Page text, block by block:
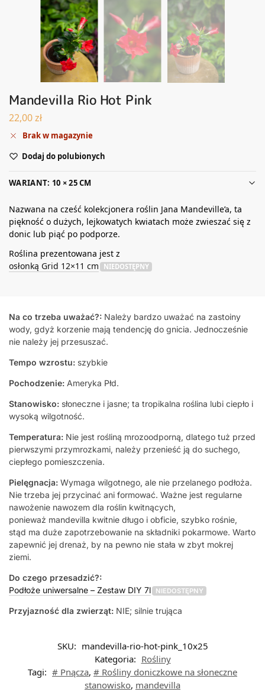
Mandevilla Rio Hot Pink
22,00zł
Brak w magazynie
Dodaj do polubionych
WARIANT: 10 × 25 CM
Nazwana na cześć kolekcjonera roślin Jana Mandeville’a, ta
piękność o dużych, lejkowatych kwiatach może zwieszać się z
donic lub piąć po podporze.
Roślina prezentowana jest z
osłonką Grid 12×11 cm
NIEDOSTĘPNY
Na co trzeba uważać?: Należy bardzo uważać na zastoiny
wody, gdyż korzenie mają tendencję do gnicia. Jednocześnie
nie należy jej przesuszać.
Tempo wzrostu: szybkie
Pochodzenie: Ameryka Płd.
Stanowisko: słoneczne i jasne; ta tropikalna roślina lubi ciepło i
wysoką wilgotność.
Temperatura: Nie jest rośliną mrozoodporną, dlatego tuż przed
pierwszymi przymrozkami, należy przenieść ją do suchego,
ciepłego pomieszczenia.
Pielęgnacja: Wymaga wilgotnego, ale nie przelanego podłoża.
Nie trzeba jej przycinać ani formować. Ważne jest regularne
nawożenie nawozem dla roślin kwitnących,
ponieważ mandevilla kwitnie długo i obficie, szybko rośnie,
stąd ma duże zapotrzebowanie na składniki pokarmowe. Warto
zapewnić jej drenaż, by na pewno nie stała w zbyt mokrej
ziemi.
Do czego przesadzić?:
Podłoże uniwersalne – Zestaw DIY 7l
NIEDOSTĘPNY
Przyjazność dla zwierząt: NIE; silnie trująca
SKU: mandevilla-rio-hot-pink_10x25
Kategoria: Rośliny
Tagi: # Pnącza, # Rośliny doniczkowe na słoneczne
stanowisko, mandevilla